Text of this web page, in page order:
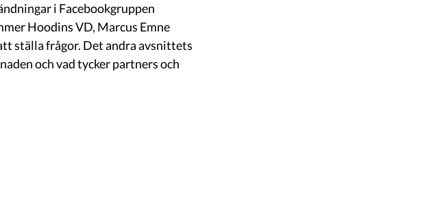
i Facebookgruppen
Hoodins VD, Marcus Emne
ställa frågor. Det andra avsnittets
och vad tycker partners och